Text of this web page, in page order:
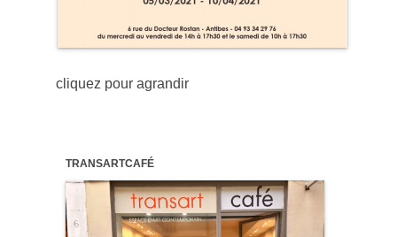
cliquez pour agrandir
TRANSARTCAFÉ